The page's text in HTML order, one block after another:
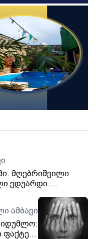
მღებრიშვილი
ედუარდი.
უჩა. შუბითიძე
გორის მე-8
"თრიალეთის"
ამბავი